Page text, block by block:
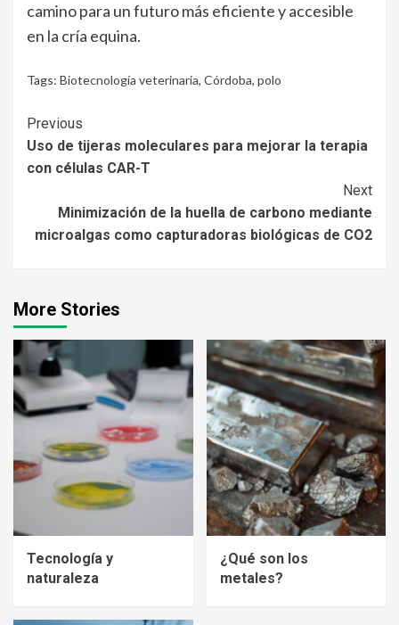
camino para un futuro más eficiente y accesible
en la cría equina.
Tags: Biotecnología veterinaria, Córdoba, polo
Continue
Reading
Previous
Uso de tijeras moleculares para mejorar la terapia
con células CAR-T
Next
Minimización de la huella de carbono mediante
microalgas como capturadoras biológicas de CO2
More Stories
Tecnología y
naturaleza
¿Qué son los
metales?